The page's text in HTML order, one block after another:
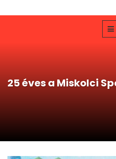
25 éves a Miskolci